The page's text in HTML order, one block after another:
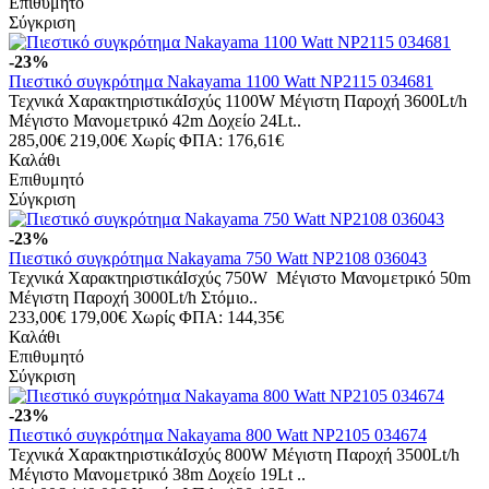
Σύγκριση
-23%
Πιεστικό συγκρότημα Nakayama 1100 Watt NP2115 034681
Τεχνικά ΧαρακτηριστικάΙσχύς 1100W Μέγιστη Παροχή 3600Lt/h
Μέγιστο Μανομετρικό 42m Δοχείο 24Lt..
285,00€ 219,00€ Χωρίς ΦΠΑ: 176,61€
Καλάθι
Επιθυμητό
Σύγκριση
-23%
Πιεστικό συγκρότημα Nakayama 750 Watt NP2108 036043
Τεχνικά ΧαρακτηριστικάΙσχύς 750W Μέγιστο Μανομετρικό 50m
Μέγιστη Παροχή 3000Lt/h Στόμιο..
233,00€ 179,00€ Χωρίς ΦΠΑ: 144,35€
Καλάθι
Επιθυμητό
Σύγκριση
-23%
Πιεστικό συγκρότημα Nakayama 800 Watt NP2105 034674
Τεχνικά ΧαρακτηριστικάΙσχύς 800W Μέγιστη Παροχή 3500Lt/h
Μέγιστο Μανομετρικό 38m Δοχείο 19Lt ..